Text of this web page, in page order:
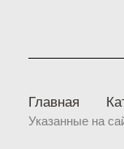
Главная
Указанные на